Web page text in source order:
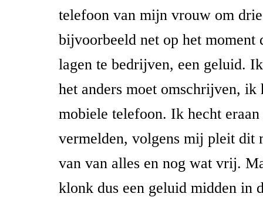
telefoon van mijn vrouw om drie
bijvoorbeeld net op het
lagen te bedrijven, een geluid.
het anders moet omschrijven, ik
mobiele telefoon. Ik hecht
vermelden, volgens mij pleit dit
van van alles en nog wat vrij.
klonk dus een geluid midden in